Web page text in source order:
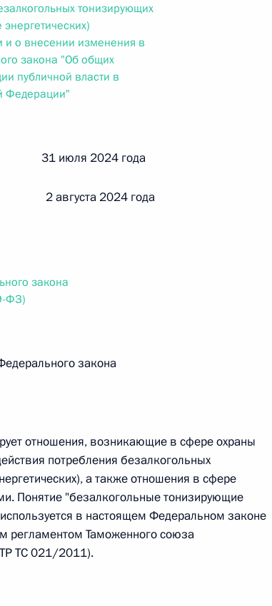
г. № 256-ФЗ
«О присяжных заседателях федеральных судов общей
г. № 263-ФЗ
закона «О государственной регистрации
г. № 242-ФЗ
Федерации
г. № 268-ФЗ
тонизирующих
о внесении изменения в
закона "Об общих
публичной власти в
Федерации"
31 июля 2024 года
августа 2024 года
закона
ФЗ)
закона
отношения, возникающие в сфере охраны
потребления безалкогольных
а также отношения в сфере
Понятие "безалкогольные тонизирующие
в настоящем Федеральном законе
регламентом Таможенного союза
ТС 021/2011).